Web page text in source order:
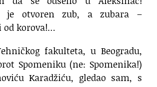
je otvoren zub, a zubara –
od korova!…
fakulteta, u Beogradu,
Spomeniku (ne: Spomenika!)
Karadžiću, gledao sam, s